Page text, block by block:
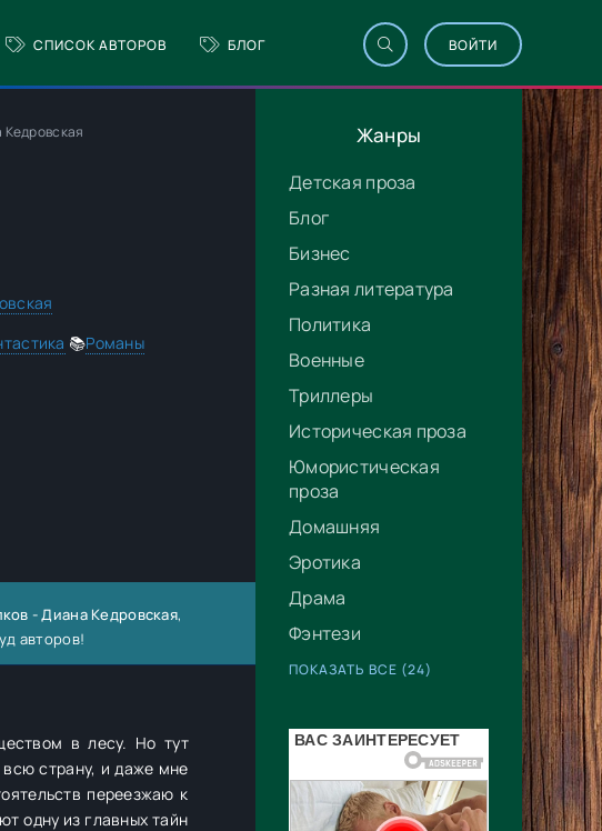
СПИСОК АВТОРОВ БЛОГ ВОЙТИ
Жанры
Детская проза
Блог
Бизнес
Разная литература
Политика
Военные
Триллеры
Историческая проза
Юмористическая
проза
Домашняя
Эротика
Драма
Фэнтези
ПОКАЗАТЬ ВСЕ (24)
Кедровская
📚Романы
- Диана Кедровская,
авторов!
в лесу. Но тут
переезжаю к
одну из главных тайн